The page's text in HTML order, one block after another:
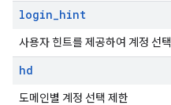
login_hint
사용자 힌트를 제공하여 계정 선
hd
도메인별 계정 선택 제한